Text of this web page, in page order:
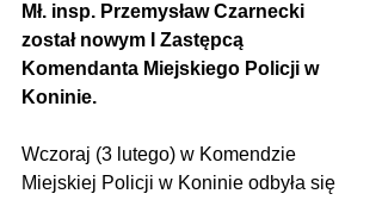
Mł. insp. Przemysław Czarnecki
został nowym I Zastępcą
Komendanta Miejskiego Policji w
Koninie.
Wczoraj (3 lutego) w Komendzie
Miejskiej Policji w Koninie odbyła się